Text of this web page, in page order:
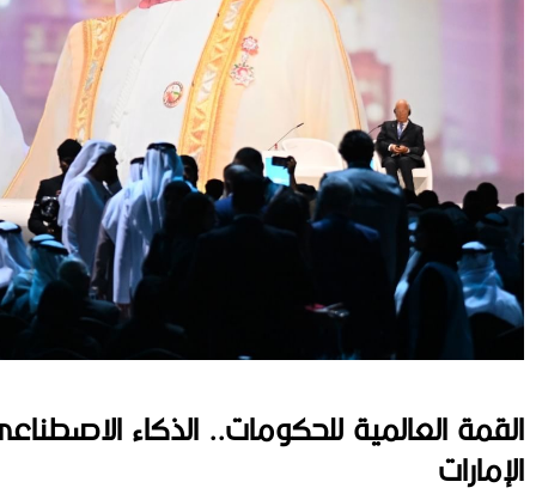
القمة العالمية للحكومات.. الذكاء
الإمارات